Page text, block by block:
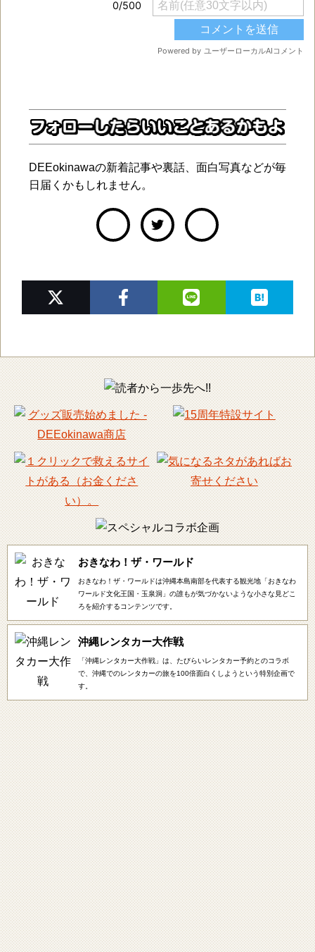
DEEokinawaの新着記事や裏話、面白写真などが毎
日届くかもしれません。
おきなわ！ザ・ワールド
おきなわ！ザ・ワールドは沖縄本島南部を代表する観光地「おきなわ
ワールド文化王国・玉泉洞」の誰もが気づかないような小さな見どこ
ろを紹介するコンテンツです。
沖縄レンタカー大作戦
「沖縄レンタカー大作戦」は、たびらいレンタカー予約とのコラボ
で、沖縄でのレンタカーの旅を100倍面白くしようという特別企画で
す。